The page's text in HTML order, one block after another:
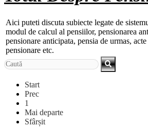
Aici puteti discuta subiecte legate de
modul de calcul al pensiilor, pensionarea
pensionare anticipata, pensia de urmas,
pensionare etc.
Start
Prec
1
Mai departe
Sfârșit